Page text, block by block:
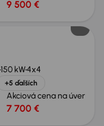
9 500 €
150 kW4x4
+5 ďalších
Akciová cena na úver
7 700 €